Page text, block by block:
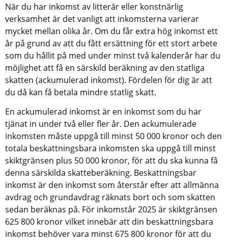
När du har inkomst av litterär eller konstnärlig
verksamhet är det vanligt att inkomsterna varierar
mycket mellan olika år. Om du får extra hög inkomst ett
år på grund av att du fått ersättning för ett stort arbete
som du hållit på med under minst två kalenderår har du
möjlighet att få en särskild beräkning av den statliga
skatten (ackumulerad inkomst). Fördelen för dig är att
du då kan få betala mindre statlig skatt.
En ackumulerad inkomst är en inkomst som du har
tjänat in under två eller fler år. Den ackumulerade
inkomsten måste uppgå till minst 50 000 kronor och den
totala beskattningsbara inkomsten ska uppgå till minst
skiktgränsen plus 50 000 kronor, för att du ska kunna få
denna särskilda skatteberäkning. Beskattningsbar
inkomst är den inkomst som återstår efter att allmänna
avdrag och grundavdrag räknats bort och som skatten
sedan beräknas på. För inkomstår 2025 är skiktgränsen
625 800 kronor vilket innebär att din beskattningsbara
inkomst behöver vara minst 675 800 kronor för att du